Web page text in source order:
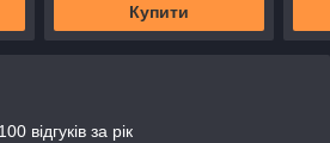
Купити
відгуків за рік